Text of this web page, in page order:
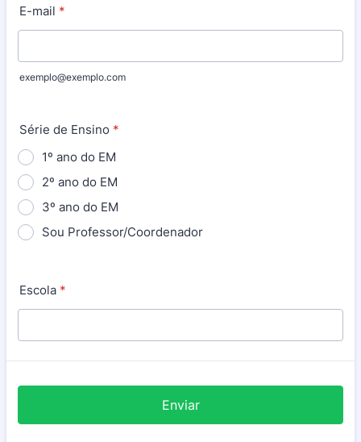
E-mail *
exemplo@exemplo.com
Série de Ensino *
1º ano do EM
2º ano do EM
3º ano do EM
Sou Professor/Coordenador
Escola *
Enviar